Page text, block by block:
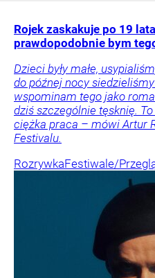
Rojek zaskakuje po 19
prawdopodobnie bym
Dzieci były małe,
do późnej nocy
wspominam tego jako
dziś szczególnie tęsknię.
ciężka praca – mówi Artur
Festivalu.
RozrywkaFestiwale/